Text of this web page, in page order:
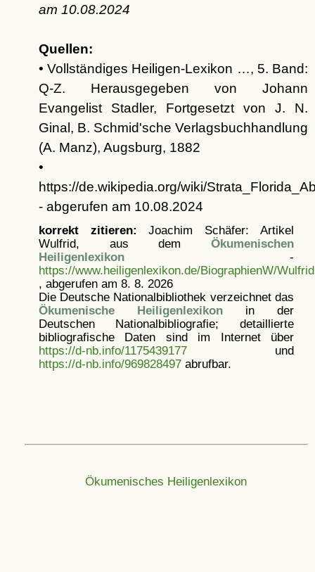
am 10.08.2024
Quellen:
• Vollständiges Heiligen-Lexikon …, 5. Band:
Q-Z. Herausgegeben von Johann
Evangelist Stadler, Fortgesetzt von J. N.
Ginal, B. Schmid'sche Verlagsbuchhandlung
(A. Manz), Augsburg, 1882
•
https://de.wikipedia.org/wiki/
- abgerufen am 10.08.2024
korrekt zitieren: Joachim Schäfer: Artikel
Wulfrid, aus dem Ökumenischen
Heiligenlexikon-
https://www.heiligenlexikon.de/BiographienW/
, abgerufen am 8. 8. 2026
Die Deutsche Nationalbibliothek verzeichnet das
Ökumenische Heiligenlexikonin der
Deutschen Nationalbibliografie; detaillierte
bibliografische Daten sind im Internet über
https://d-nb.info/1175439177und
https://d-nb.info/969828497abrufbar.
Ökumenisches Heiligenlexikon